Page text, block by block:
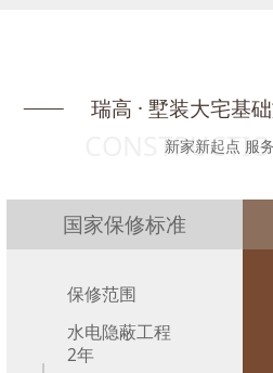
瑞高 · 墅装大宅基
新家新起点 服
国家保修标准
保修范围
水电隐蔽工程
2年